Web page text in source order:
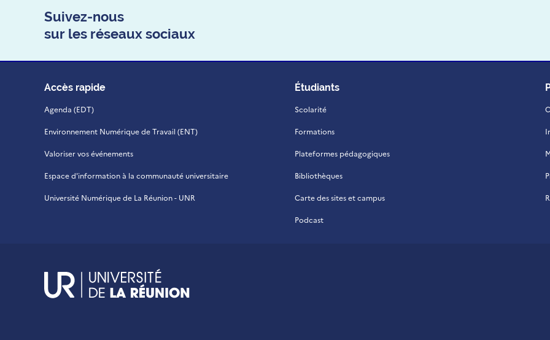
Suivez-nous
sur les réseaux sociaux
Accès rapide
Agenda (EDT)
Environnement Numérique de Travail (ENT)
Valoriser vos événements
Espace d'information à la communauté universitaire
Université Numérique de La Réunion - UNR
Étudiants
Scolarité
Formations
Plateformes pédagogiques
Bibliothèques
Carte des sites et campus
Podcast